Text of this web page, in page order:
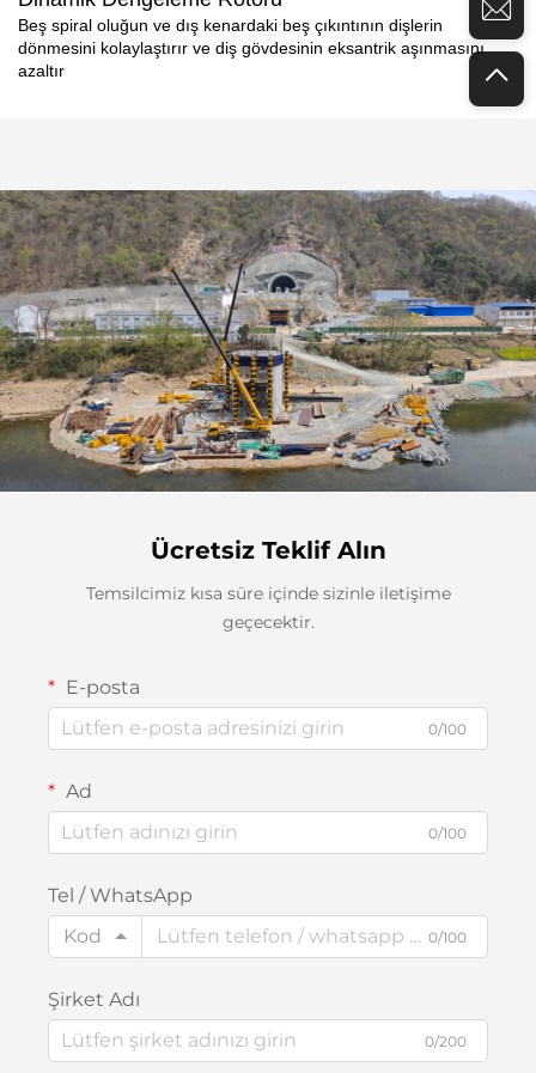
Beş spiral oluğun ve dış kenardaki beş çıkıntının dişlerin
dönmesini kolaylaştırır ve diş gövdesinin eksantrik aşınmasını
azaltır
Ücretsiz Teklif Alın
Temsilcimiz kısa süre içinde sizinle iletişime
geçecektir.
E-posta
0/100
Ad
0/100
Tel / WhatsApp
Kod
0/100
Şirket Adı
0/200